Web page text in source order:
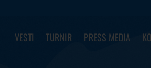
VESTI TURNIR PRESS MEDIA